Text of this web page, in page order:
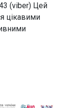
(viber) Цей
цікавими